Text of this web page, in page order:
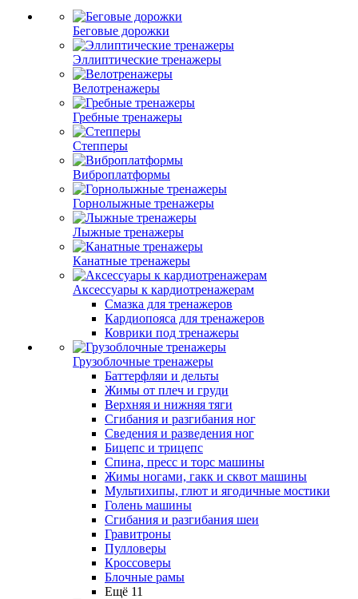
Беговые дорожки
Эллиптические тренажеры
Велотренажеры
Гребные тренажеры
Степперы
Виброплатформы
Горнолыжные тренажеры
Лыжные тренажеры
Канатные тренажеры
Аксессуары к кардиотренажерам
Смазка для тренажеров
Кардиопояса для тренажеров
Коврики под тренажеры
Грузоблочные тренажеры
Баттерфляи и дельты
Жимы от плеч и груди
Верхняя и нижняя тяги
Сгибания и разгибания ног
Сведения и разведения ног
Бицепс и трицепс
Спина, пресс и торс машины
Жимы ногами, гакк и сквот машины
Мультихипы, глют и ягодичные мостики
Голень машины
Сгибания и разгибания шеи
Гравитроны
Пулловеры
Кроссоверы
Блочные рамы
Ещё 11